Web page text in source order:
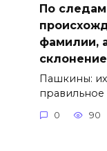
По
фамилии,
склонение
Пашкины:
0 90